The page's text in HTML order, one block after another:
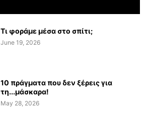
Τι φοράμε μέσα στο σπίτι;
June 19, 2026
10 πράγματα που δεν ξέρεις για
τη...μάσκαρα!
May 28, 2026